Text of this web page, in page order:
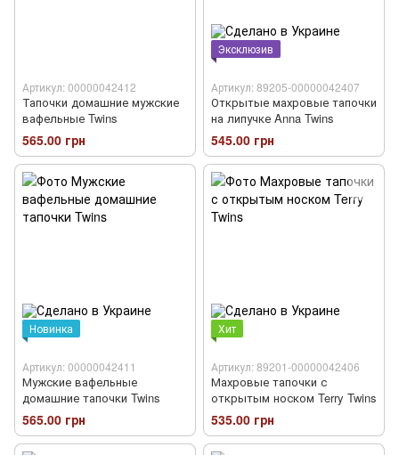
Артикул: 00000042412
Тапочки домашние мужские
вафельные Twins
565.00 грн
Эксклюзив
Артикул: 89205-00000042407
Открытые махровые тапочки
на липучке Anna Twins
545.00 грн
Новинка
Артикул: 00000042411
Мужские вафельные
домашние тапочки Twins
565.00 грн
Хит
Артикул: 89201-00000042406
Махровые тапочки с
открытым носком Terry Twins
535.00 грн